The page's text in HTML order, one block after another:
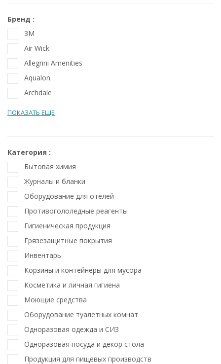
Бренд
3M
Air Wick
Allegrini Amenities
Aqualon
Archdale
ПОКАЗАТЬ ЕЩЕ
Категория
Бытовая химия
Журналы и бланки
Оборудование для отелей
Противогололедные реагенты
Гигиеническая продукция
Грязезащитные покрытия
Инвентарь
Корзины и контейнеры для мусора
Косметика и личная гигиена
Моющие средства
Оборудование туалетных комнат
Одноразовая одежда и СИЗ
Одноразовая посуда и декор стола
Продукция для пищевых производств